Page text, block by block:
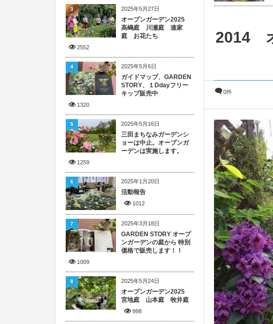
2014
0件
2025年5月27日
オープンガーデン2025
高嶋庭 川瀬庭 達家
庭 お花たち
2552
3
2025年5月6日
ガイドマップ、GARDEN
STORY、１Ddayフリー
キップ販売中
1320
4
2025年5月16日
三田まちなみガーデンシ
ョーは中止。オープンガ
ーデンは実施します。
1259
5
2025年1月20日
活動報告
1012
6
2025年3月18日
GARDEN STORY オープ
ンガーデンの庭から 特別
価格で販売します！！
1009
7
2025年5月24日
オープンガーデン2025
宮地庭 山本庭 牧井庭
998
8